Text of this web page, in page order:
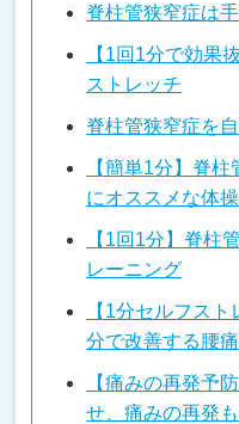
脊柱管狭窄症は
【1回1分で効果
ストレッチ
脊柱管狭窄症を
【簡単1分】脊
にオススメな体操
【1回1分】脊柱
レーニング
【1分セルフス
分で改善する腰
【痛みの再発予
せ、痛みの再発